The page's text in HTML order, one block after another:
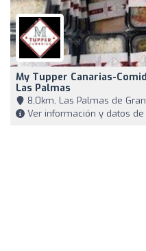
My Tupper Canarias-
Las Palmas
8,0km, Las Palmas de
Ver información y datos